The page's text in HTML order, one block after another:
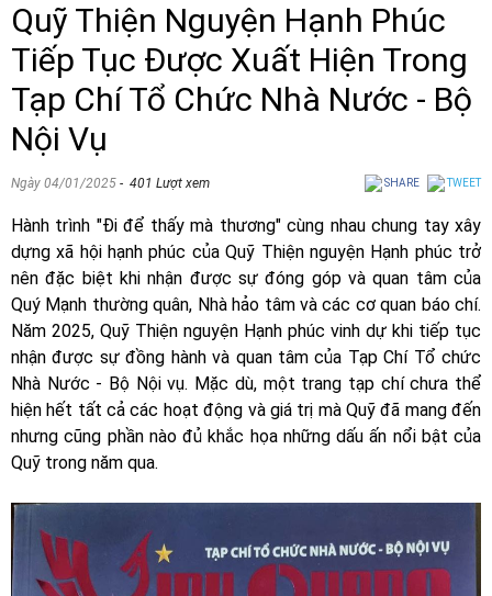
Quỹ Thiện Nguyện Hạnh Phúc
Tiếp Tục Được Xuất Hiện Trong
Tạp Chí Tổ Chức Nhà Nước - Bộ
Nội Vụ
Ngày 04/01/2025 - 401 Lượt xem SHARE TWEET
Hành trình "Đi để thấy mà thương" cùng nhau chung tay xây
dựng xã hội hạnh phúc của Quỹ Thiện nguyện Hạnh phúc trở
nên đặc biệt khi nhận được sự đóng góp và quan tâm của
Quý Mạnh thường quân, Nhà hảo tâm và các cơ quan báo chí.
Năm 2025, Quỹ Thiện nguyện Hạnh phúc vinh dự khi tiếp tục
nhận được sự đồng hành và quan tâm của Tạp Chí Tổ chức
Nhà Nước - Bộ Nội vụ. Mặc dù, một trang tạp chí chưa thể
hiện hết tất cả các hoạt động và giá trị mà Quỹ đã mang đến
nhưng cũng phần nào đủ khắc họa những dấu ấn nổi bật của
Quỹ trong năm qua.